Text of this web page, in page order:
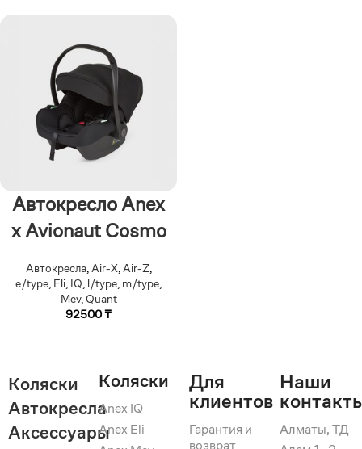
Автокресло Anex
x Avionaut Cosmo
Автокресла,Air-X,Air-Z,
e/type, Eli, IQ, l/type, m/type,
Mev,Quant
92500₸
Коляски
Автокресла
Аксессуары
Коляски
Anex IQ
Anex Eli
Для
клиентов
Гарантия и
возврат
Наши
Алматы, ТД